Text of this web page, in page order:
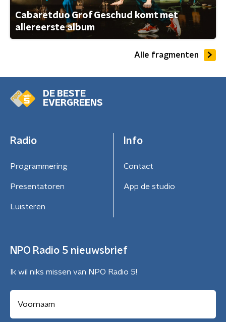
Cabaretduo Grof Geschud komt met
allereerste album
Alle fragmenten
DE BESTE
EVERGREENS
Radio
Programmering
Presentatoren
Luisteren
Info
Contact
App de studio
NPO Radio 5 nieuwsbrief
Ik wil niks missen van NPO Radio 5!